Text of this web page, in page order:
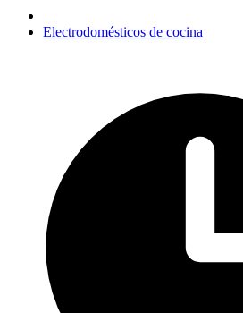
Electrodomésticos de cocina